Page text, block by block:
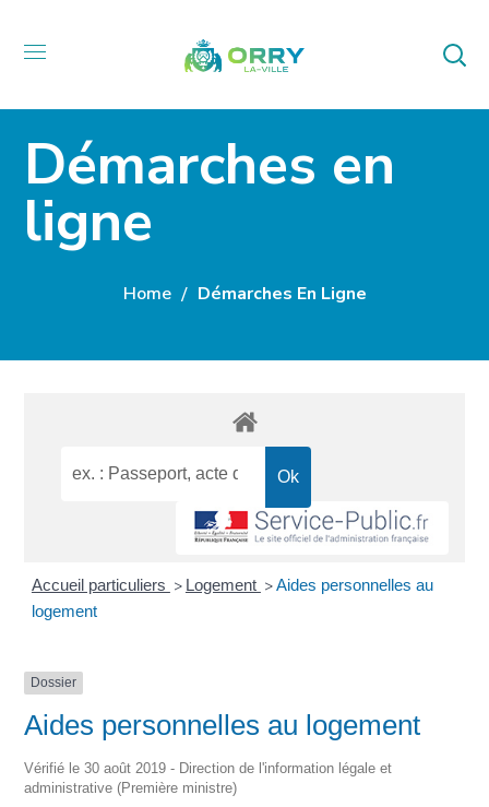
Démarches en
ligne
Home Démarches En Ligne
Accueil particuliers > Logement >Aides personnelles au
logement
Dossier
Aides personnelles au logement
Vérifié le 30 août 2019 - Direction de l'information légale et
administrative (Première ministre)